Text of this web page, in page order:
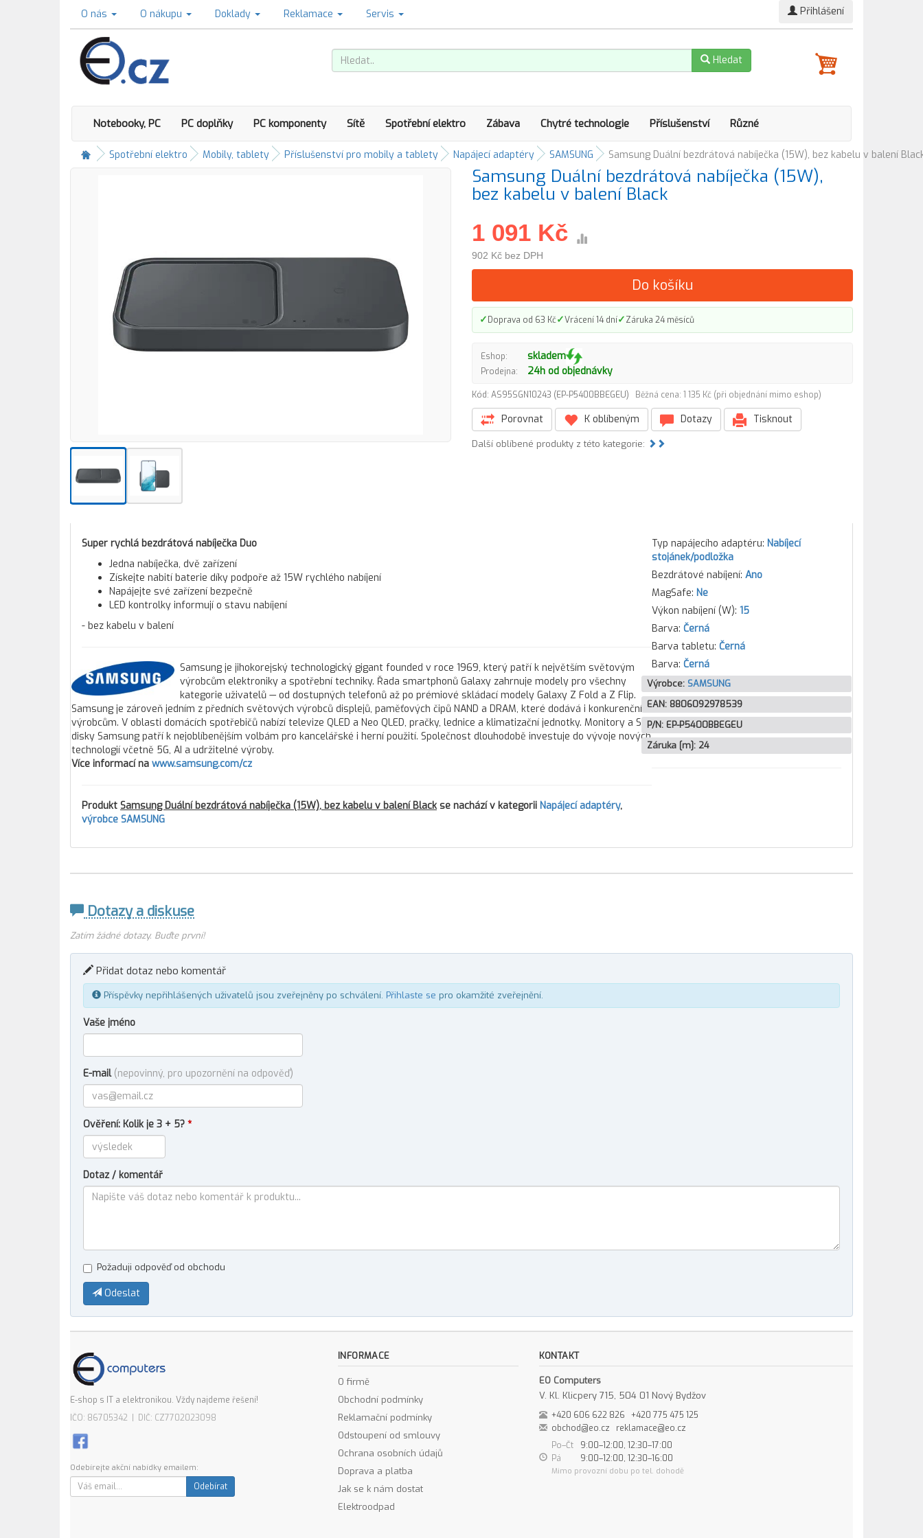
O nás O nákupu Doklady Reklamace Servis Přihlášení
Hledat
Notebooky, PC PC doplňky PC komponenty Sítě Spotřební elektro Zábava Chytré technologie Příslušenství Různé
Spotřební elektro Mobily, tablety Příslušenství pro mobily a tablety Napájecí adaptéry SAMSUNG Samsung Duální bezdrátová nabíječka (15W), bez kabelu v balení
Samsung Duální bezdrátová nabíječka (15W),
bez kabelu v balení Black
1 091 Kč
902 Kč bez DPH
Do košíku
✓Doprava od 63 Kč✓Vrácení 14 dní✓Záruka 24 měsíců
Eshop: skladem
Prodejna: 24h od objednávky
Kód: AS95SGN10243 (EP-P5400BBEGEU) Běžná cena: 1 135 Kč (při objednání mimo eshop)
Porovnat K oblíbeným Dotazy Tisknout
Další oblíbené produkty z této kategorie:
Super rychlá bezdrátová nabíječka Duo
Jedna nabíječka, dvě zařízení
Získejte nabití baterie díky podpoře až 15W rychlého nabíjení
Napájejte své zařízení bezpečně
LED kontrolky informují o stavu nabíjení
- bez kabelu v balení
Samsung je jihokorejský technologický gigant founded v roce 1969, který patří k největším světovým
výrobcům elektroniky a spotřební techniky. Řada smartphonů Galaxy zahrnuje modely pro všechny
kategorie uživatelů — od dostupných telefonů až po prémiové skládací modely Galaxy Z Fold a Z Flip.
Samsung je zároveň jedním z předních světových výrobců displejů, paměťových čipů NAND a DRAM, které dodává i konkurenčním
výrobcům. V oblasti domácích spotřebičů nabízí televize QLED a Neo QLED, pračky, lednice a klimatizační jednotky. Monitory a SSD
disky Samsung patří k nejoblíbenějším volbám pro kancelářské i herní použití. Společnost dlouhodobě investuje do vývoje nových
technologií včetně 5G, AI a udržitelné výroby.
Více informací na www.samsung.com/cz
Produkt Samsung Duální bezdrátová nabíječka (15W), bez kabelu v balení Blackse nachází v kategorii Napájecí adaptéry,
výrobce SAMSUNG
Typ napájecího adaptéru: Nabíjecí
stojánek/podložka
Bezdrátové nabíjení: Ano
MagSafe: Ne
Výkon nabíjení (W): 15
Barva: Černá
Barva tabletu: Černá
Barva: Černá
Výrobce: SAMSUNG
EAN: 8806092978539
P/N: EP-P5400BBEGEU
Záruka [m]: 24
Dotazy a diskuse
Zatím žádné dotazy. Buďte první!
Přidat dotaz nebo komentář
Příspěvky nepřihlášených uživatelů jsou zveřejněny po schválení. Přihlaste se pro okamžité zveřejnění.
Vaše jméno
E-mail (nepovinný, pro upozornění na odpověď)
Ověření: Kolik je 3 + 5? *
Dotaz / komentář
Požaduji odpověď od obchodu
Odeslat
E-shop s IT a elektronikou. Vždy najdeme řešení!
IČO: 86705342 | DIČ: CZ7702023098
Odebírejte akční nabídky emailem:
Odebírat
INFORMACE
O firmě
Obchodní podmínky
Reklamační podmínky
Odstoupení od smlouvy
Ochrana osobních údajů
Doprava a platba
Jak se k nám dostat
Elektroodpad
KONTAKT
EO Computers
V. Kl. Klicpery 715, 504 01 Nový Bydžov
+420 606 622 826
+420 775 475 125
obchod@eo.cz
reklamace@eo.cz
Po–Čt
9:00–12:00, 12:30–17:00
Pá
9:00–12:00, 12:30–16:00
Mimo provozní dobu po tel. dohodě